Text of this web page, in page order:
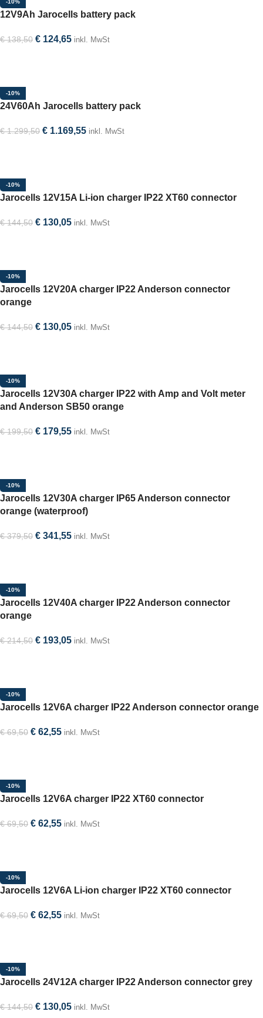
-10%
12V9Ah Jarocells battery pack
€138,50 € 124,65 inkl. MwSt
-10%
24V60Ah Jarocells battery pack
€1.299,50 € 1.169,55 inkl. MwSt
-10%
Jarocells 12V15A Li-ion charger IP22 XT60 connector
€144,50 € 130,05 inkl. MwSt
-10%
Jarocells 12V20A charger IP22 Anderson connector
orange
€144,50 € 130,05 inkl. MwSt
-10%
Jarocells 12V30A charger IP22 with Amp and Volt meter
and Anderson SB50 orange
€199,50 € 179,55 inkl. MwSt
-10%
Jarocells 12V30A charger IP65 Anderson connector
orange (waterproof)
€379,50 € 341,55 inkl. MwSt
-10%
Jarocells 12V40A charger IP22 Anderson connector
orange
€214,50 € 193,05 inkl. MwSt
-10%
Jarocells 12V6A charger IP22 Anderson connector orange
€69,50 € 62,55 inkl. MwSt
-10%
Jarocells 12V6A charger IP22 XT60 connector
€69,50 € 62,55 inkl. MwSt
-10%
Jarocells 12V6A Li-ion charger IP22 XT60 connector
€69,50 € 62,55 inkl. MwSt
-10%
Jarocells 24V12A charger IP22 Anderson connector grey
€144,50 € 130,05 inkl. MwSt